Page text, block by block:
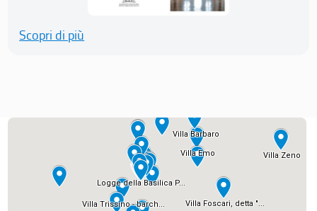
Scopri di più